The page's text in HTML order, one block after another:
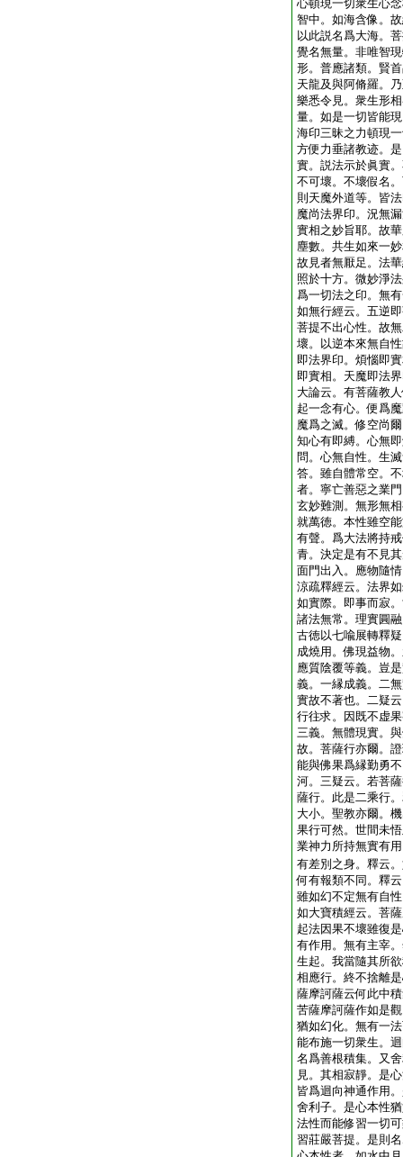
心頓現一切衆生心
智中。如海含像。
以此説名爲大海。
覺名無量。非唯智
形。普應諸類。賢
天龍及與阿脩羅。
樂悉令見。衆生形
量。如是一切皆能
海印三昧之力頓現
方便力垂諸教迹。
實。説法示於眞實
不可壞。不壞假名
則天魔外道等。皆
魔尚法界印。況無
實相之妙旨耶。故
塵數。共生如來一
故見者無厭足。法
照於十方。微妙淨
爲一切法之印。無
如無行經云。五逆
菩提不出心性。故
壞。以逆本來無自
即法界印。煩惱即
即實相。天魔即法
大論云。有菩薩教
起一念有心。便爲
魔爲之滅。修空尚
知心有即縛。心無
問。心無自性。生
答。雖自體常空。
者。寧亡善惡之業
玄妙難測。無形無
就萬徳。本性雖空
有聲。爲大法將持
青。決定是有不見
面門出入。應物隨
涼疏釋經云。法界
如實際。即事而寂
諸法無常。理實圓
古徳以七喩展轉釋
成燒用。佛現益物
應質陰覆等義。豈
義。一縁成義。二
實故不著也。二疑
行往求。因既不虚
三義。無體現實。
故。菩薩行亦爾。
能與佛果爲縁勤勇
河。三疑云。若菩
薩行。此是二乘行
大小。聖教亦爾。
果行可然。世間未
業神力所持無實有
有差別之身。釋云
何有報類不同。釋
雖如幻不定無有自
如大寶積經云。菩
起法因果不壞雖復
有作用。無有主宰
生起。我當隨其所
相應行。終不捨離
薩摩訶薩云何此中
苦薩摩訶薩作如是
猶如幻化。無有一
能布施一切衆生。
名爲善根積集。又
見。其相寂靜。是
皆爲迴向神通作用
舍利子。是心本性
法性而能修習一切
習莊嚴菩提。是則